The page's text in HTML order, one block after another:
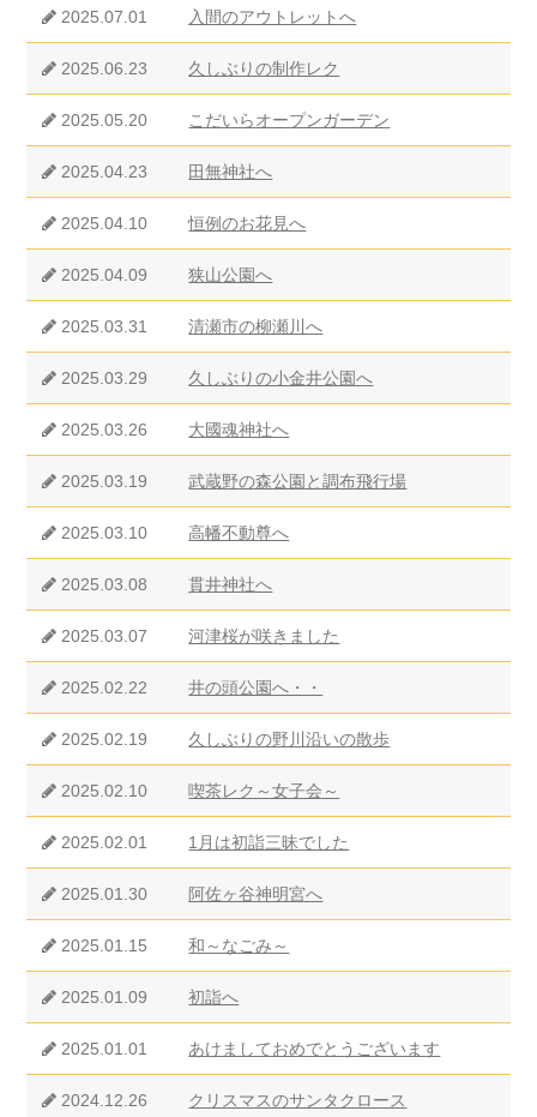
2025.07.01 入間のアウトレットへ
2025.06.23 久しぶりの制作レク
2025.05.20 こだいらオープンガーデン
2025.04.23 田無神社へ
2025.04.10 恒例のお花見へ
2025.04.09 狭山公園へ
2025.03.31 清瀬市の柳瀬川へ
2025.03.29 久しぶりの小金井公園へ
2025.03.26 大國魂神社へ
2025.03.19 武蔵野の森公園と調布飛行場
2025.03.10 高幡不動尊へ
2025.03.08 貫井神社へ
2025.03.07 河津桜が咲きました
2025.02.22 井の頭公園へ・・
2025.02.19 久しぶりの野川沿いの散歩
2025.02.10 喫茶レク～女子会～
2025.02.01 1月は初詣三昧でした
2025.01.30 阿佐ヶ谷神明宮へ
2025.01.15 和～なごみ～
2025.01.09 初詣へ
2025.01.01 あけましておめでとうございます
2024.12.26 クリスマスのサンタクロース